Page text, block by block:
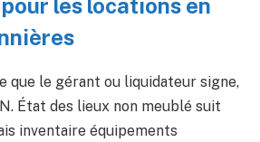
les locations en
que le gérant ou liquidateur signe,
État des lieux non meublé suit
inventaire équipements